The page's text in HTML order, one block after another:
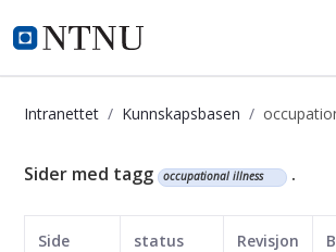
i.ntnu.no
Intranettet Kunnskapsbasen
Kunnskapsbasen
Sider med tagg occupational illness .
Side status Revisjon